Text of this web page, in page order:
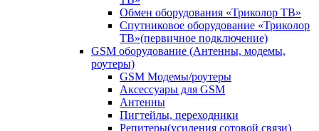
Обмен оборудования «Триколор ТВ»
Спутниковое оборудование «Триколор
ТВ»(первичное подключение)
GSM оборудование (Антенны, модемы,
роутеры)
GSM Модемы/роутеры
Аксессуары для GSM
Антенны
Пигтейлы, переходники
Репитеры(усиления сотовой связи)